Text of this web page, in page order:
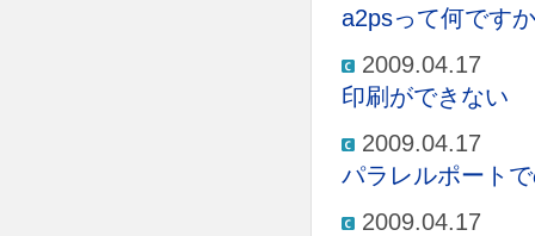
a2psって何です
2009.04.17
印刷ができない
2009.04.17
パラレルポート
2009.04.17